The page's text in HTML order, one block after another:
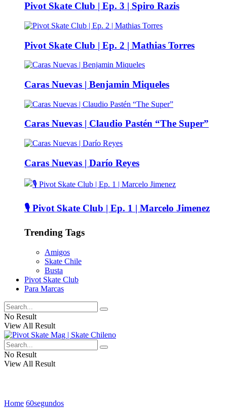
Pivot Skate Club | Ep. 3 | Spiro Razis
Pivot Skate Club | Ep. 2 | Mathias Torres
Caras Nuevas | Benjamin Miqueles
Caras Nuevas | Claudio Pastén “The Super”
Caras Nuevas | Darío Reyes
🎙️ Pivot Skate Club | Ep. 1 | Marcelo Jimenez
Trending Tags
Amigos
Skate Chile
Busta
Pivot Skate Club
Para Marcas
No Result
View All Result
No Result
View All Result
Home 60segundos